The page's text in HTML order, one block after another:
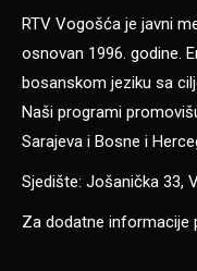
RTV Vogošća je javni
osnovan 1996. godine.
bosanskom jeziku sa
Naši programi
Sarajeva i Bosne i
Sjedište: Jošanička 33,
Za dodatne informacije